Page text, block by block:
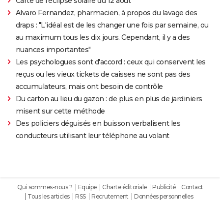
Alvaro Fernandez, pharmacien, à propos du lavage des
draps : "L'idéal est de les changer une fois par semaine, ou
au maximum tous les dix jours. Cependant, il y a des
nuances importantes"
Les psychologues sont d'accord : ceux qui conservent les
reçus ou les vieux tickets de caisses ne sont pas des
accumulateurs, mais ont besoin de contrôle
Du carton au lieu du gazon : de plus en plus de jardiniers
misent sur cette méthode
Des policiers déguisés en buisson verbalisent les
conducteurs utilisant leur téléphone au volant
Qui sommes-nous ? Equipe Charte éditoriale Publicité
Contact
Tous les articles
RSS Recrutement Données personnelles